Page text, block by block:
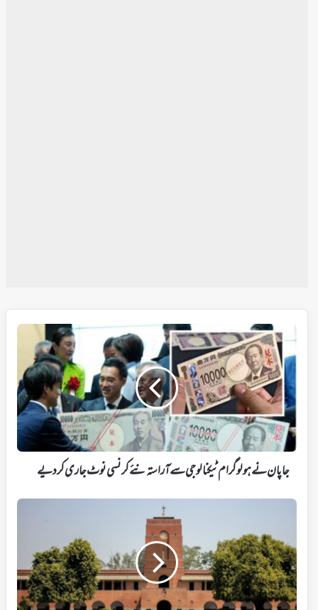
جاپان
نے
ہولوگرام
ٹیکنالوجی
سے
آراستہ
نئے
کرنسی
نوٹ
جاری
دیے
جاپان نے ہولوگرام ٹیکنالوجی سے آراستہ نئے کرنسی نوٹ جاری کر دیے
سینٹ
(دہلی
یونیورسٹی)
میں
عربی،